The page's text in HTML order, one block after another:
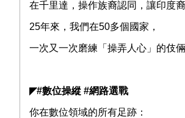
在千里達，操作族裔認同，讓印度
25年來，我們在50多個國家，
一次又一次磨練「操弄人心」的伎倆
◤#數位操縱 #網路選戰
你在數位領域的所有足跡：